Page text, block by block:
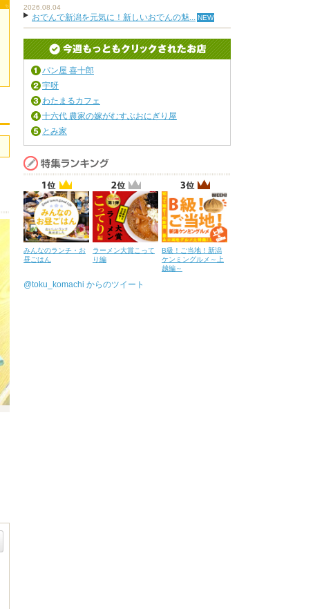
2026.08.04
おでんで新潟を元気に！新しいおでんの魅...
パン屋 喜十郎
宇呀
わたまるカフェ
十六代 農家の嫁がむすぶおにぎり屋
とみ家
みんなのランチ・お
昼ごはん
ラーメン大賞こって
り編
B級！ご当地！新潟
ケンミングルメ～上
越編～
@toku_komachi からのツイート